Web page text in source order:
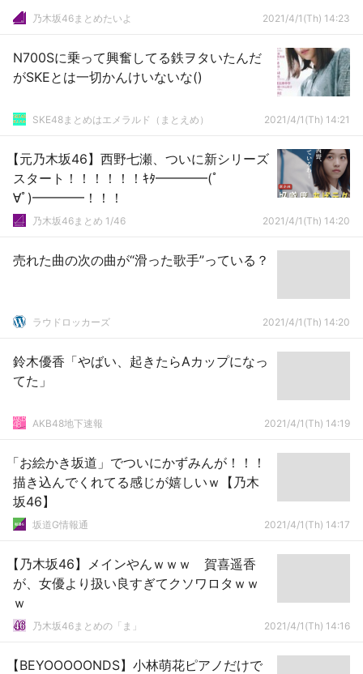
乃木坂46まとめたいよ 2021/4/1(Th) 14:23
N700Sに乗って興奮してる鉄ヲタいたんだ
がSKEとは一切かんけいないな()
SKE48まとめはエメラルド（まとえめ） 2021/4/1(Th) 14:21
【元乃木坂46】西野七瀬、ついに新シリーズ
スタート！！！！！！ｷﾀ━━━━(ﾟ
∀ﾟ)━━━━！！！
乃木坂46まとめ 1/46 2021/4/1(Th) 14:20
売れた曲の次の曲が“滑った歌手”っている？
ラウドロッカーズ 2021/4/1(Th) 14:20
鈴木優香「やばい、起きたらAカップになっ
てた」
AKB48地下速報 2021/4/1(Th) 14:19
「お絵かき坂道」でついにかずみんが！！！
描き込んでくれてる感じが嬉しいｗ【乃木
坂46】
坂道G情報通 2021/4/1(Th) 14:17
【乃木坂46】メインやんｗｗｗ 賀喜遥香
が、女優より扱い良すぎてクソワロタｗｗ
ｗ
乃木坂46まとめの「ま」 2021/4/1(Th) 14:16
【BEYOOOOONDS】小林萌花ピアノだけで